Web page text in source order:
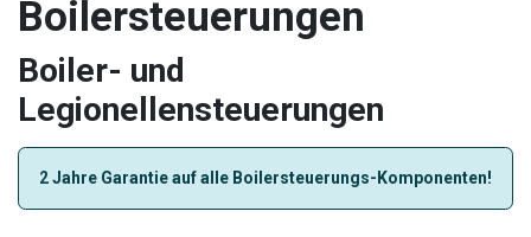
Boilersteuerungen
Boiler- und
Legionellensteuerungen
2 Jahre Garantie auf alle Boilersteuerungs-Komponenten!